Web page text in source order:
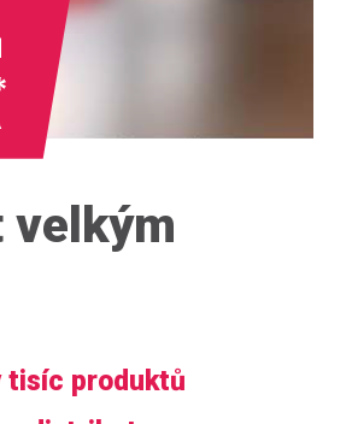
tisíc produktů